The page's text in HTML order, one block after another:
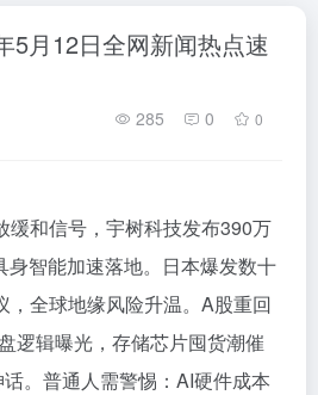
5月12日全网新闻热点速
285 0 0
缓和信号，宇树科技发布390万
身智能加速落地。日本爆发数十
全球地缘风险升温。 A股重回
逻辑曝光，存储芯片囤货潮催
。普通人需警惕：AI硬件成本